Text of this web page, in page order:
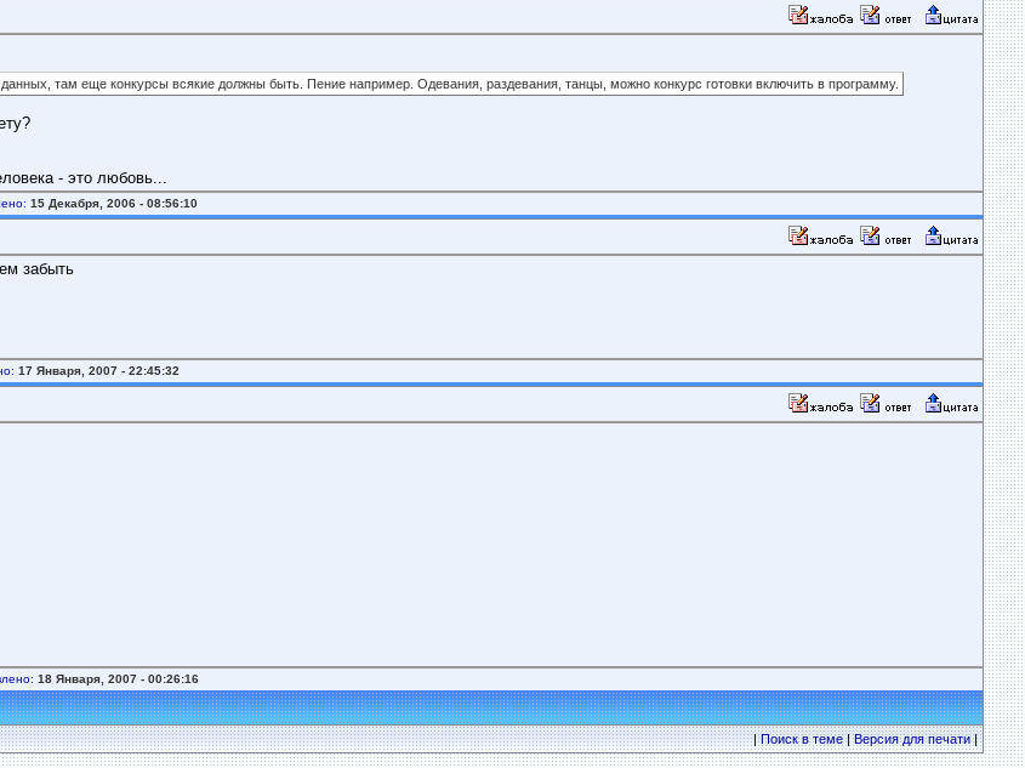
там еще конкурсы всякие должны быть. Пение например. Одевания, раздевания, танцы, можно конкурс готовки включить в программу.
- это любовь...
15 Декабря, 2006 - 08:56:10
забыть
17 Января, 2007 - 22:45:32
18 Января, 2007 - 00:26:16
|Поиск в теме|Версия для печати|